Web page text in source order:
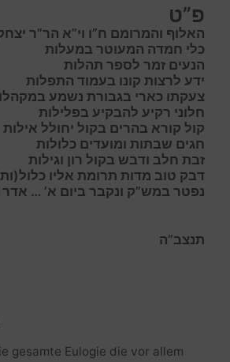
פ”ט
האלוף והמרומם ח”ו וי”א הר”ר
כלי חמדה המעוטר במעלות
הנעים זמר לספר תהלות
ידע לרצות קונו בעמוד התפלות
צעקתו כארי בגבורת נשמע
חלוני רקיע להבקיע בפלילות
קול קורא בהרים בקול יחולל אילות
חגים שבתות ומועדים כלולות
זבת חלב ודבש בקול רון וגילות
דבק טוב מדות תרומת אליו
נפטר במש”ק ונקבר ביום א’ …
תנצב”ה
gesamte Eulogie die vor allem